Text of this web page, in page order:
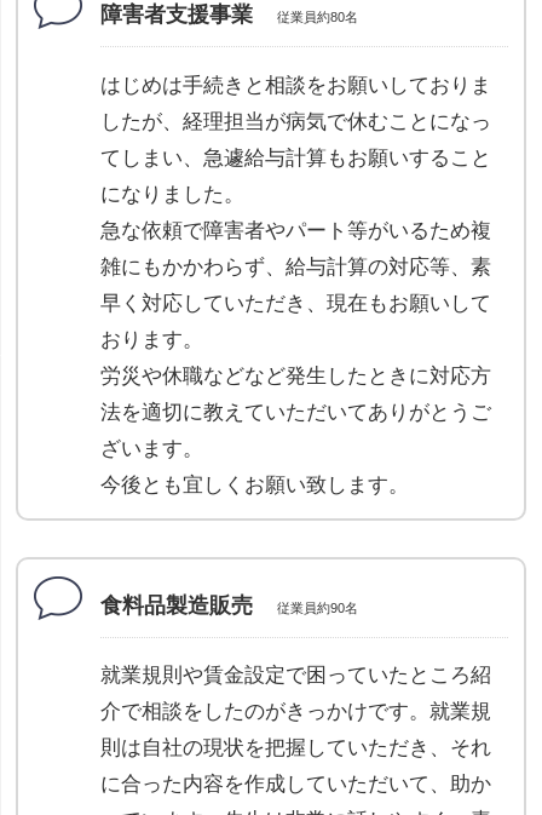
障害者支援事業 従業員約80名
はじめは手続きと相談をお願いしておりま
したが、経理担当が病気で休むことになっ
てしまい、急遽給与計算もお願いすること
になりました。
急な依頼で障害者やパート等がいるため複
雑にもかかわらず、給与計算の対応等、素
早く対応していただき、現在もお願いして
おります。
労災や休職などなど発生したときに対応方
法を適切に教えていただいてありがとうご
ざいます。
今後とも宜しくお願い致します。
食料品製造販売 従業員約90名
就業規則や賃金設定で困っていたところ紹
介で相談をしたのがきっかけです。就業規
則は自社の現状を把握していただき、それ
に合った内容を作成していただいて、助か